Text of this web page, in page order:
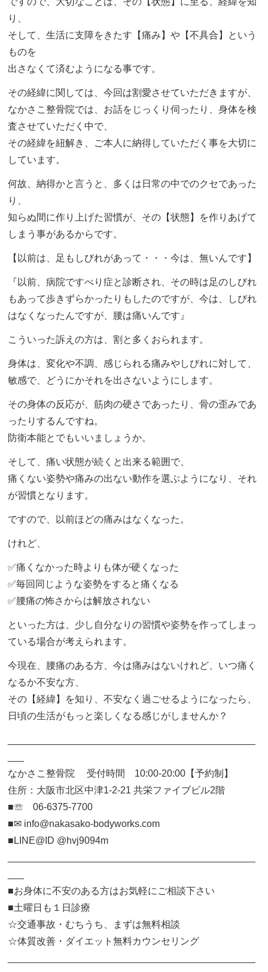
り、
そして、生活に支障をきたす【痛み】や【不具合】という
ものを
出さなくて済むようになる事です。
その経緯に関しては、今回は割愛させていただきますが、
なかさこ整骨院では、お話をじっくり伺ったり、身体を検
査させていただく中で、
その経緯を紐解き、ご本人に納得していただく事を大切に
しています。
何故、納得かと言うと、多くは日常の中でのクセであった
り、
知らぬ間に作り上げた習慣が、その【状態】を作りあげて
しまう事があるからです。
【以前は、足もしびれがあって・・・今は、無いんです】
『以前、病院ですべり症と診断され、その時は足のしびれ
もあって歩きずらかったりもしたのですが、今は、しびれ
はなくなったんですが、腰は痛いんです』
こういった訴えの方は、割と多くおられます。
身体は、変化や不調、感じられる痛みやしびれに対して、
敏感で、どうにかそれを出さないようにします。
その身体の反応が、筋肉の硬さであったり、骨の歪みであ
ったりするんですね。
防衛本能とでもいいましょうか。
そして、痛い状態が続くと出来る範囲で、
痛くない姿勢や痛みの出ない動作を選ぶようになり、それ
が習慣となります。
ですので、以前ほどの痛みはなくなった。
けれど、
✅痛くなかった時よりも体が硬くなった
✅毎回同じような姿勢をすると痛くなる
✅腰痛の怖さからは解放されない
といった方は、少し自分なりの習慣や姿勢を作ってしまっ
ている場合が考えられます。
今現在、腰痛のある方、今は痛みはないけれど、いつ痛く
なるか不安な方、
その【経緯】を知り、不安なく過ごせるようになったら、
日頃の生活がもっと楽しくなる感じがしませんか？
なかさこ整骨院 受付時間 10:00-20:00【予約制】
住所：大阪市北区中津1-2-21 共栄ファイブビル2階
■☏ 06-6375-7700
■✉︎ info@nakasako-bodyworks.com
■LINE@ID @hvj9094m
■お身体に不安のある方はお気軽にご相談下さい
■土曜日も１日診療
☆交通事故・むちうち、まずは無料相談
☆体質改善・ダイエット無料カウンセリング